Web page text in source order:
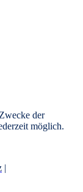
der
möglich.
|